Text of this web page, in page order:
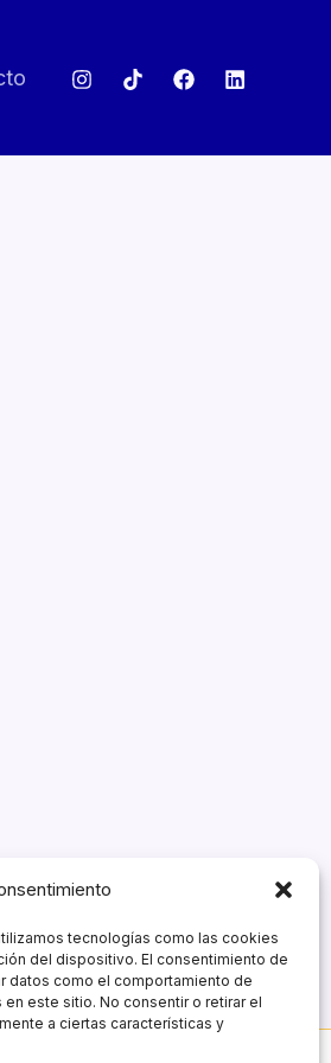
tecnologías como las cookies
del dispositivo. El consentimiento de
datos como el comportamiento de
este sitio. No consentir o retirar el
a ciertas características y